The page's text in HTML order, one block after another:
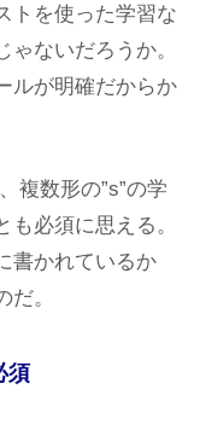
トを使った学習な
ないだろうか。
ルが明確だからか
複数形の”s”の学
必須に思える。
書かれているか
。
須